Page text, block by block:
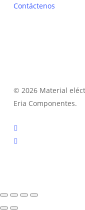
Contáctenos
© 2026 Material
Eria Componentes.
twitter
facebook